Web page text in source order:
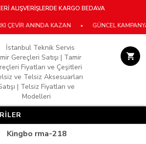
ALIŞVERİŞLERDE KARGO BEDAVA
ÇEVİR ANINDA KAZAN GÜNCEL
Kingbo rma-218